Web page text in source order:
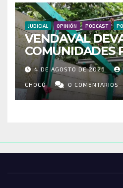
JUDICIAL OPINIÓN PODCAST
VENDAVAL
COMUNIDADES
RIOSUCIO:
VIVIENDAS Y
ENTRE LOS
4 DE AGOSTO DE 2026
CHOCÓ 0 COMENTARIOS